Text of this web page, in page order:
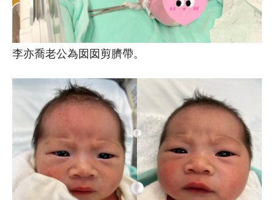
李亦喬老公為囡囡剪臍帶。